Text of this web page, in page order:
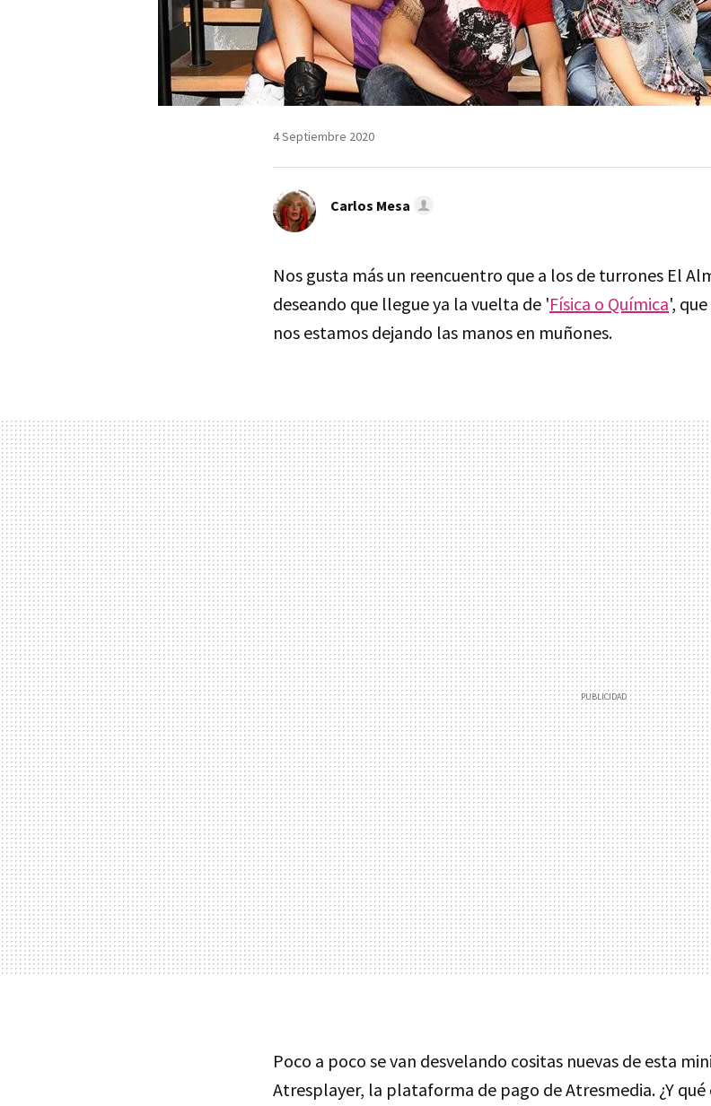
4 Septiembre 2020
Carlos Mesa
Nos gusta más un reencuentro que a los de turrones El
deseando que llegue ya la vuelta de 'Física o Química',
nos estamos dejando las manos en muñones.
Poco a poco se van desvelando cositas nuevas de esta
Atresplayer, la plataforma de pago de Atresmedia. ¿Y qué